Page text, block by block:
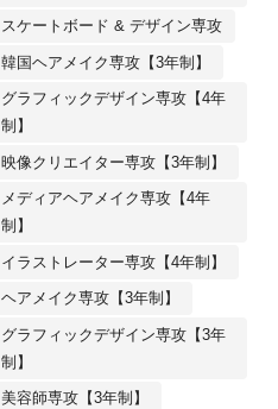
スケートボード & デザイン専攻
韓国ヘアメイク専攻【3年制】
グラフィックデザイン専攻【4年
制】
映像クリエイター専攻【3年制】
メディアヘアメイク専攻【4年
制】
イラストレーター専攻【4年制】
ヘアメイク専攻【3年制】
グラフィックデザイン専攻【3年
制】
美容師専攻【3年制】